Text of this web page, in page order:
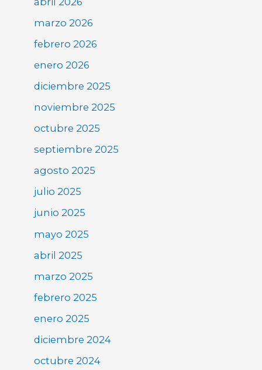
marzo 2026
febrero 2026
enero 2026
diciembre 2025
noviembre 2025
octubre 2025
septiembre 2025
agosto 2025
julio 2025
junio 2025
mayo 2025
abril 2025
marzo 2025
febrero 2025
enero 2025
diciembre 2024
octubre 2024